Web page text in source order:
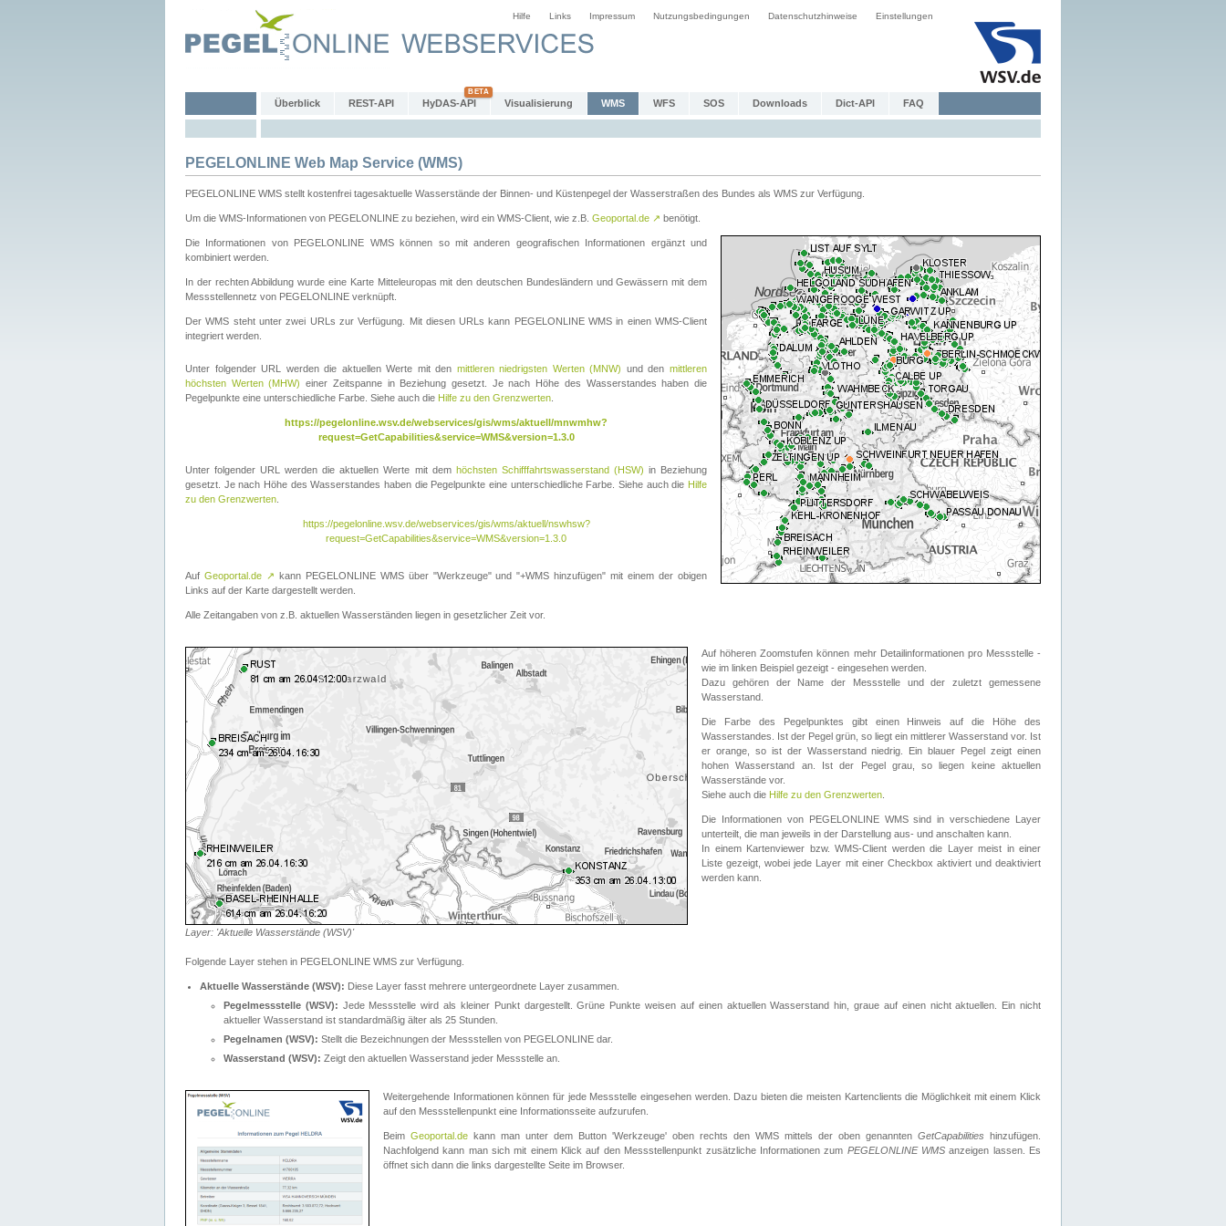
Hilfe Links Impressum Nutzungsbedingungen Datenschutzhinweise Einstellungen
Überblick REST-API HyDAS-API Visualisierung WMS WFS SOS Downloads Dict-API FAQ
PEGELONLINE Web Map Service (WMS)
PEGELONLINE WMS stellt kostenfrei tagesaktuelle Wasserstände der Binnen- und Küstenpegel der Wasserstraßen des Bundes als WMS zur Verfügung.
Um die WMS-Informationen von PEGELONLINE zu beziehen, wird ein WMS-Client, wie z.B. Geoportal.de ↗ benötigt.
Die Informationen von PEGELONLINE WMS können so mit anderen geografischen Informationen ergänzt und
kombiniert werden.
In der rechten Abbildung wurde eine Karte Mitteleuropas mit den deutschen Bundesländern und Gewässern mit dem
Messstellennetz von PEGELONLINE verknüpft.
Der WMS steht unter zwei URLs zur Verfügung. Mit diesen URLs kann PEGELONLINE WMS in einen WMS-Client
integriert werden.
Unter folgender URL werden die aktuellen Werte mit den mittleren niedrigsten Werten (MNW) und denmittleren
höchsten Werten (MHW) einer Zeitspanne in Beziehung gesetzt. Je nach Höhe des Wasserstandes haben die
Pegelpunkte eine unterschiedliche Farbe. Siehe auch die Hilfe zu den Grenzwerten
https://pegelonline.wsv.de/webservices/gis/wms/aktuell/mnwmhw?
request=GetCapabilities&service=WMS&version=1.3.0
Unter folgender URL werden die aktuellen Werte mit dem höchsten Schifffahrtswasserstand (HSW) in Beziehung
gesetzt. Je nach Höhe des Wasserstandes haben die Pegelpunkte eine unterschiedliche Farbe. Siehe auch die Hilfe
zu den Grenzwerten
https://pegelonline.wsv.de/webservices/gis/wms/aktuell/nswhsw?
request=GetCapabilities&service=WMS&version=1.3.0
Auf Geoportal.de ↗ kann PEGELONLINE WMS über "Werkzeuge" und "+WMS hinzufügen" mit einem der obigen
Links auf der Karte dargestellt werden.
Alle Zeitangaben von z.B. aktuellen Wasserständen liegen in gesetzlicher Zeit vor.
Layer: 'Aktuelle Wasserstände (WSV)'
Auf höheren Zoomstufen können mehr Detailinformationen pro Messstelle -
wie im linken Beispiel gezeigt - eingesehen werden.
Dazu gehören der Name der Messstelle und der zuletzt gemessene
Wasserstand.
Die Farbe des Pegelpunktes gibt einen Hinweis auf die Höhe des
Wasserstandes. Ist der Pegel grün, so liegt ein mittlerer Wasserstand vor. Ist
er orange, so ist der Wasserstand niedrig. Ein blauer Pegel zeigt einen
hohen Wasserstand an. Ist der Pegel grau, so liegen keine aktuellen
Wasserstände vor.
Siehe auch die Hilfe zu den Grenzwerten
Die Informationen von PEGELONLINE WMS sind in verschiedene Layer
unterteilt, die man jeweils in der Darstellung aus- und anschalten kann.
In einem Kartenviewer bzw. WMS-Client werden die Layer meist in einer
Liste gezeigt, wobei jede Layer mit einer Checkbox aktiviert und deaktiviert
werden kann.
Folgende Layer stehen in PEGELONLINE WMS zur Verfügung.
Aktuelle Wasserstände (WSV): Diese Layer fasst mehrere untergeordnete Layer zusammen.
Pegelmessstelle (WSV): Jede Messstelle wird als kleiner Punkt dargestellt. Grüne Punkte weisen auf einen aktuellen Wasserstand hin, graue auf einen nicht aktuellen. Ein nicht
aktueller Wasserstand ist standardmäßig älter als 25 Stunden.
Pegelnamen (WSV): Stellt die Bezeichnungen der Messstellen von PEGELONLINE dar.
Wasserstand (WSV): Zeigt den aktuellen Wasserstand jeder Messstelle an.
Weitergehende Informationen können für jede Messstelle eingesehen werden. Dazu bieten die meisten Kartenclients die Möglichkeit mit einem Klick
auf den Messstellenpunkt eine Informationsseite aufzurufen.
Beim Geoportal.de kann man unter dem Button 'Werkzeuge' oben rechts den WMS mittels der oben genannten GetCapabilities hinzufügen.
Nachfolgend kann man sich mit einem Klick auf den Messstellenpunkt zusätzliche Informationen zum PEGELONLINE WMSanzeigen lassen. Es
öffnet sich dann die links dargestellte Seite im Browser.